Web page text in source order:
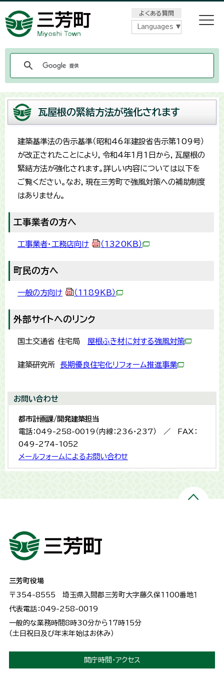
よくある質問
Languages
瓦屋根の緊結方法が強化されます
建築基準法の告示基準（昭和46年建設省告示第109号）
が改正されたことにより，令和4年1月1日から，瓦屋根の
緊結方法が強化されます。詳しい内容については以下を
ご覧ください。なお，現在三芳町で強風対策への補助制度
はありません。
工事業者の方へ
工事業者・工務店向け （1320KB）
町民の方へ
一般の方向け （1189KB）
外部サイトへのリンク
国土交通省 住宅局 屋根ふき材に対する強風対策
建築研究所 長期優良住宅化リフォーム推進事業
お問い合わせ
都市計画課/開発建築担当
電話：049-258-0019（内線：236・237） ／ FAX：
049-274-1052
メールフォームによるお問い合わせ
三芳町役場
〒354-8555 埼玉県入間郡三芳町大字藤久保1100番地１
代表電話：049-258-0019
一般的な業務時間8時30分から17時15分
（土日祝日及び年末年始はお休み）
開庁時間・アクセス